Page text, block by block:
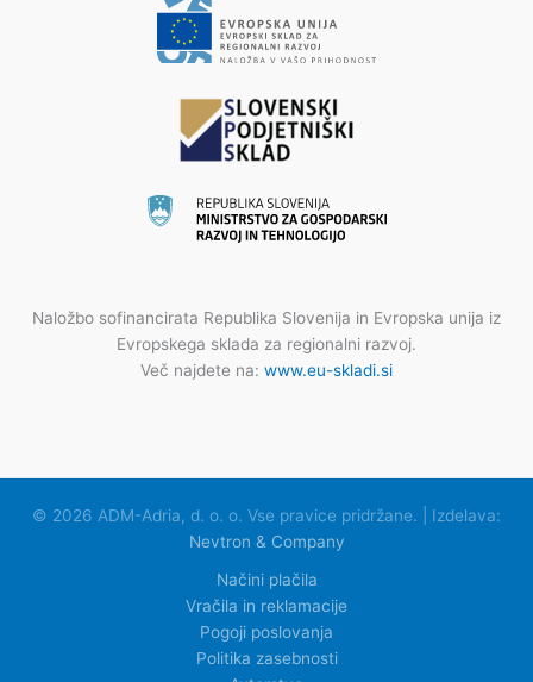
Naložbo sofinancirata Republika Slovenija in Evropska unija iz
Evropskega sklada za regionalni razvoj.
Več najdete na: www.eu-skladi.si
© 2026 ADM-Adria, d. o. o. Vse pravice pridržane. | Izdelava:
Nevtron & Company
Načini plačila
Vračila in reklamacije
Pogoji poslovanja
Politika zasebnosti